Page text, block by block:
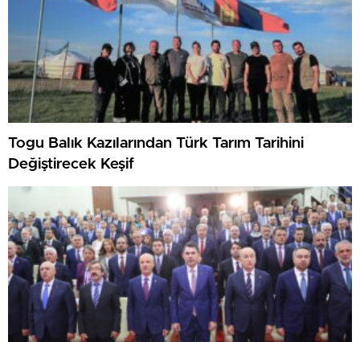
Togu Balık Kazılarından Türk Tarım Tarihini
Değiştirecek Keşif